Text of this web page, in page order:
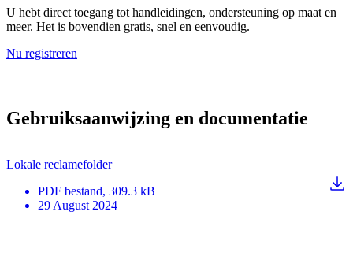
U hebt direct toegang tot handleidingen, ondersteuning op maat en
meer. Het is bovendien gratis, snel en eenvoudig.
Nu registreren
Gebruiksaanwijzing en documentatie
Lokale reclamefolder
PDF bestand, 309.3 kB
29 August 2024